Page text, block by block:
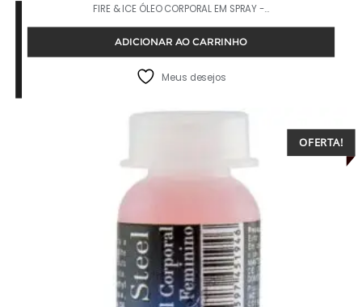
FIRE & ICE ÓLEO CORPORAL EM SPRAY -…
ADICIONAR AO CARRINHO
Meus desejos
OFERTA!